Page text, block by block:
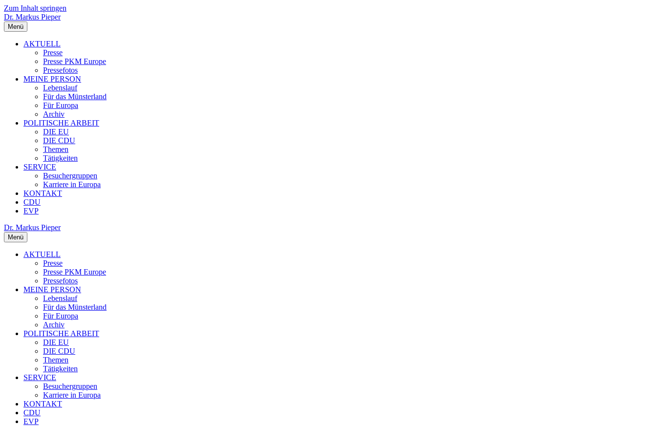
Zum Inhalt springen
Dr. Markus Pieper
Menü
AKTUELL
Presse
Presse PKM Europe
Pressefotos
MEINE PERSON
Lebenslauf
Für das Münsterland
Für Europa
Archiv
POLITISCHE ARBEIT
DIE EU
DIE CDU
Themen
Tätigkeiten
SERVICE
Besuchergruppen
Karriere in Europa
KONTAKT
CDU
EVP
Dr. Markus Pieper
Menü
AKTUELL
Presse
Presse PKM Europe
Pressefotos
MEINE PERSON
Lebenslauf
Für das Münsterland
Für Europa
Archiv
POLITISCHE ARBEIT
DIE EU
DIE CDU
Themen
Tätigkeiten
SERVICE
Besuchergruppen
Karriere in Europa
KONTAKT
CDU
EVP